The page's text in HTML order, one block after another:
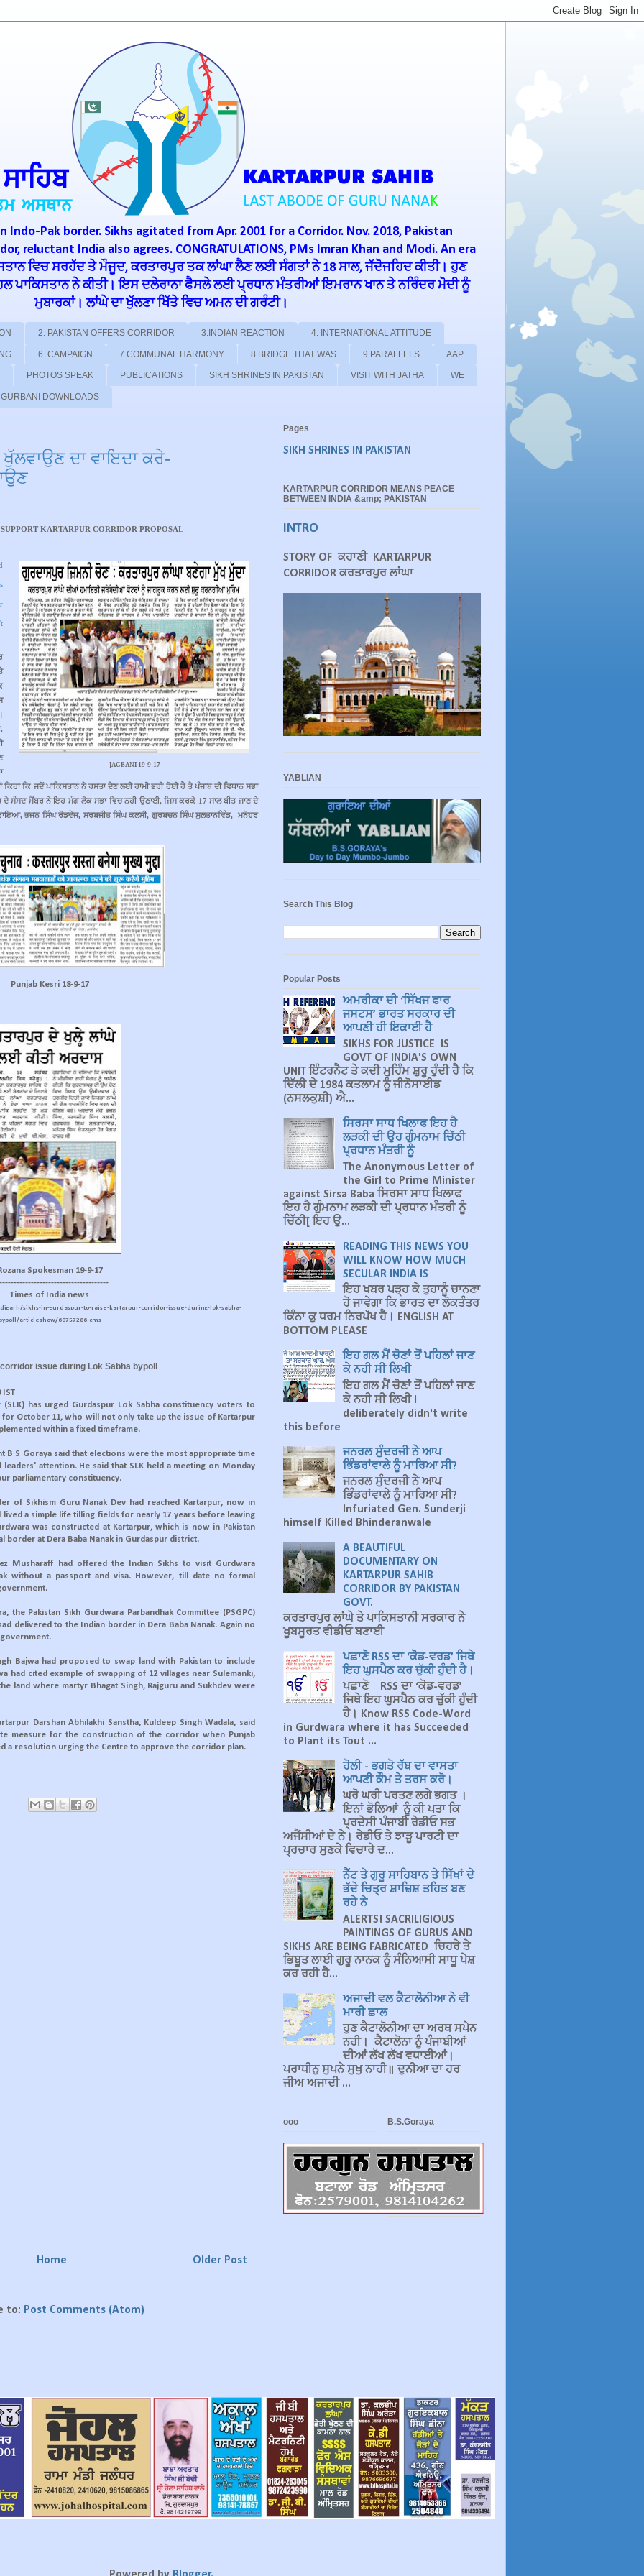
Indo-Pak border. Sikhs agitated from Apr. 2001 for a Corridor. Nov. 2018, Pakistan
reluctant India also agrees. CONGRATULATIONS, PMs Imran Khan and Modi. An era
ਵਿਚ ਸਰਹੱਦ ਤੇ ਮੌਜੂਦ, ਕਰਤਾਰਪੁਰ ਤਕ ਲਾਂਘਾ ਲੈਣ ਲਈ ਸੰਗਤਾਂ ਨੇ 18 ਸਾਲ, ਜੱਦੋਜਹਿਦ ਕੀਤੀ। ਹੁਣ
ਪਾਕਿਸਤਾਨ ਨੇ ਕੀਤੀ। ਇਸ ਦਲੇਰਾਨਾ ਫੈਸਲੇ ਲਈ ਪ੍ਰਧਾਨ ਮੰਤਰੀਆਂ ਇਮਰਾਨ ਖਾਨ ਤੇ ਨਰਿੰਦਰ ਮੋਦੀ ਨੂੰ
ਮੁਬਾਰਕਾਂ। ਲਾਂਘੇ ਦਾ ਖੁੱਲਣਾ ਖਿੱਤੇ ਵਿਚ ਅਮਨ ਦੀ ਗਰੰਟੀ।
2. PAKISTAN OFFERS CORRIDOR 3.INDIAN REACTION 4. INTERNATIONAL ATTITUDE
6. CAMPAIGN 7.COMMUNAL HARMONY 8.BRIDGE THAT WAS 9.PARALLELS AAP
PHOTOS SPEAK PUBLICATIONS SIKH SHRINES IN PAKISTAN VISIT WITH JATHA WE
DOWNLOADS
ਖੁੱਲਵਾਉਣ ਦਾ ਵਾਇਦਾ ਕਰੇ-
KARTARPUR CORRIDOR PROPOSAL
JAGBANI 19-9-17
.
ਕਿਹਾ ਕਿ ਜਦੋਂ ਪਾਕਿਸਤਾਨ ਨੇ ਰਸਤਾ ਦੇਣ ਲਈ ਹਾਮੀ ਭਰੀ ਹੋਈ ਹੈ ਤੇ ਪੰਜਾਬ ਦੀ ਵਿਧਾਨ ਸਭਾ
ਦੇ ਸੰਸਦ ਮੈਂਬਰ ਨੇ ਇਹ ਮੰਗ ਲੋਕ ਸਭਾ ਵਿਚ ਨਹੀ ਉਠਾਈ, ਜਿਸ ਕਰਕੇ 17 ਸਾਲ ਬੀਤ ਜਾਣ ਦੇ
,ਭਜਨ ਸਿੰਘ ਰੋਡਵੇਜ, ਸਰਬਜੀਤ ਸਿੰਘ ਕਲਸੀ, ਗੁਰਬਚਨ ਸਿੰਘ ਸੁਲਤਾਨਵਿੰਡ, ਮਨੋਹਰ
Punjab Kesri 18-9-17
Spokesman 19-9-17
Times of India news
sikhs-in-gurdaspur-to-raise-kartarpur-corridor-issue-during-lok-sabha-
articleshow/60757286.cms
issue during Lok Sabha bypoll
IST
(SLK) has urged Gurdaspur Lok Sabha constituency voters to
October 11, who will not only take up the issue of Kartarpur
within a fixed timeframe.
B S Goraya said that elections were the most appropriate time
attention. He said that SLK held a meeting on Monday
parliamentary constituency.
of Sikhism Guru Nanak Dev had reached Kartarpur, now in
lived a simple life tilling fields for nearly 17 years before leaving
was constructed at Kartarpur, which is now in Pakistan
border at Dera Baba Nanak in Gurdaspur district.
Musharaff had offered the Indian Sikhs to visit Gurdwara
without a passport and visa. However, till date no formal
the Pakistan Sikh Gurdwara Parbandhak Committee (PSGPC)
delivered to the Indian border in Dera Baba Nanak. Again no
Bajwa had proposed to swap land with Pakistan to include
had cited example of swapping of 12 villages near Sulemanki,
land where martyr Bhagat Singh, Rajguru and Sukhdev were
Darshan Abhilakhi Sanstha, Kuldeep Singh Wadala, said
measure for the construction of the corridor when Punjab
a resolution urging the Centre to approve the corridor plan.
Older Post
Home
to: Post Comments (Atom)
Pages
SIKH SHRINES IN PAKISTAN
KARTARPUR CORRIDOR MEANS PEACE
BETWEEN INDIA &amp; PAKISTAN
INTRO
STORY OF ਕਹਾਣੀ KARTARPUR
CORRIDOR ਕਰਤਾਰਪੁਰ ਲਾਂਘਾ
YABLIAN
Search This Blog
Popular Posts
ਅਮਰੀਕਾ ਦੀ ‘ਸਿੱਖਜ ਫਾਰ
ਜਸਟਸ’ ਭਾਰਤ ਸਰਕਾਰ ਦੀ
ਆਪਣੀ ਹੀ ਇਕਾਈ ਹੈ
SIKHS FOR JUSTICE IS
GOVT OF INDIA'S OWN
UNIT ਇੰਟਰਨੈਟ ਤੇ ਕਦੀ ਮੁਹਿੰਮ ਸ਼ੁਰੂ ਹੁੰਦੀ ਹੈ ਕਿ
ਦਿੱਲੀ ਦੇ 1984 ਕਤਲਾਮ ਨੂੰ ਜੀਨੋਸਾਈਡ
(ਨਸਲਕੁਸ਼ੀ) ਐ...
ਸਿਰਸਾ ਸਾਧ ਖਿਲਾਫ ਇਹ ਹੈ
ਲੜਕੀ ਦੀ ਉਹ ਗੁੰਮਨਾਮ ਚਿੱਠੀ
ਪ੍ਰਧਾਨ ਮੰਤਰੀ ਨੂੰ
The Anonymous Letter of
the Girl to Prime Minister
against Sirsa Baba ਸਿਰਸਾ ਸਾਧ ਖਿਲਾਫ
ਇਹ ਹੈ ਗੁੰਮਨਾਮ ਲੜਕੀ ਦੀ ਪ੍ਰਧਾਨ ਮੰਤਰੀ ਨੂੰ
ਚਿੱਠੀ[ ਇਹ ਉ...
READING THIS NEWS YOU
WILL KNOW HOW MUCH
SECULAR INDIA IS
ਇਹ ਖਬਰ ਪੜ੍ਹ ਕੇ ਤੁਹਾਨੂੰ ਚਾਨਣਾ
ਹੋ ਜਾਵੇਗਾ ਕਿ ਭਾਰਤ ਦਾ ਲੋਕਤੰਤਰ
ਕਿੰਨਾ ਕੁ ਧਰਮ ਨਿਰਪੱਖ ਹੈ। ENGLISH AT
BOTTOM PLEASE
ਇਹ ਗਲ ਮੈਂ ਚੋਣਾਂ ਤੋਂ ਪਹਿਲਾਂ ਜਾਣ
ਕੇ ਨਹੀ ਸੀ ਲਿਖੀ
ਇਹ ਗਲ ਮੈਂ ਚੋਣਾਂ ਤੋਂ ਪਹਿਲਾਂ ਜਾਣ
ਕੇ ਨਹੀ ਸੀ ਲਿਖੀ I
deliberately didn't write
this before
ਜਨਰਲ ਸੁੰਦਰਜੀ ਨੇ ਆਪ
ਭਿੰਡਰਾਂਵਾਲੇ ਨੂੰ ਮਾਰਿਆ ਸੀ?
ਜਨਰਲ ਸੁੰਦਰਜੀ ਨੇ ਆਪ
ਭਿੰਡਰਾਂਵਾਲੇ ਨੂੰ ਮਾਰਿਆ ਸੀ?
Infuriated Gen. Sunderji
himself Killed Bhinderanwale
A BEAUTIFUL
DOCUMENTARY ON
KARTARPUR SAHIB
CORRIDOR BY PAKISTAN
GOVT.
ਕਰਤਾਰਪੁਰ ਲਾਂਘੇ ਤੇ ਪਾਕਿਸਤਾਨੀ ਸਰਕਾਰ ਨੇ
ਖੂਬਸੂਰਤ ਵੀਡੀਓ ਬਣਾਈ
ਪਛਾਣੋ RSS ਦਾ ‘ਕੋਡ-ਵਰਡ’ ਜਿਥੇ
ਇਹ ਘੁਸਪੈਠ ਕਰ ਚੁੱਕੀ ਹੁੰਦੀ ਹੈ।
ਪਛਾਣੋ RSS ਦਾ ‘ਕੋਡ-ਵਰਡ’
ਜਿਥੇ ਇਹ ਘੁਸਪੈਠ ਕਰ ਚੁੱਕੀ ਹੁੰਦੀ
ਹੈ। Know RSS Code-Word
in Gurdwara where it has Succeeded
to Plant its Tout ...
ਹੋਲੀ - ਭਗਤੋ ਰੱਬ ਦਾ ਵਾਸਤਾ
ਆਪਣੀ ਕੌਮ ਤੇ ਤਰਸ ਕਰੋ।
ਘਰੋ ਘਰੀ ਪਰਤਣ ਲਗੇ ਭਗਤ ।
ਇਨਾਂ ਭੋਲਿਆਂ ਨੂੰ ਕੀ ਪਤਾ ਕਿ
ਪ੍ਰਦੇਸੀ ਪੰਜਾਬੀ ਰੇਡੀਓ ਸਭ
ਅਜੈਂਸੀਆਂ ਦੇ ਨੇ। ਰੇਡੀਓ ਤੇ ਝਾੜੂ ਪਾਰਟੀ ਦਾ
ਪ੍ਰਚਾਰ ਸੁਣਕੇ ਵਿਚਾਰੇ ਦ...
ਨੈੱਟ ਤੇ ਗੁਰੂ ਸਾਹਿਬਾਨ ਤੇ ਸਿੱਖਾਂ ਦੇ
ਭੱਦੇ ਚਿਤ੍ਰ ਸ਼ਾਜ਼ਿਸ਼ ਤਹਿਤ ਬਣ
ਰਹੇ ਨੇ
ALERTS! SACRILIGIOUS
PAINTINGS OF GURUS AND
SIKHS ARE BEING FABRICATED ਚਿਹਰੇ ਤੇ
ਭਿਬੂਤ ਲਾਈ ਗੁਰੂ ਨਾਨਕ ਨੂੰ ਸੰਨਿਆਸੀ ਸਾਧੂ ਪੇਸ਼
ਕਰ ਰਹੀ ਹੈ...
ਅਜਾਦੀ ਵਲ ਕੈਟਾਲੋਨੀਆ ਨੇ ਵੀ
ਮਾਰੀ ਛਾਲ
ਹੁਣ ਕੈਟਾਲੋਨੀਆ ਦਾ ਅਰਥ ਸਪੇਨ
ਨਹੀ। ਕੈਟਾਲੋਨਾ ਨੂੰ ਪੰਜਾਬੀਆਂ
ਦੀਆਂ ਲੱਖ ਲੱਖ ਵਧਾਈਆਂ।
ਪਰਾਧੀਨੁ ਸੁਪਨੇ ਸੁਖੁ ਨਾਹੀ॥ ਦੁਨੀਆ ਦਾ ਹਰ
ਜੀਅ ਅਜਾਦੀ ...
ooo B.S.Goraya